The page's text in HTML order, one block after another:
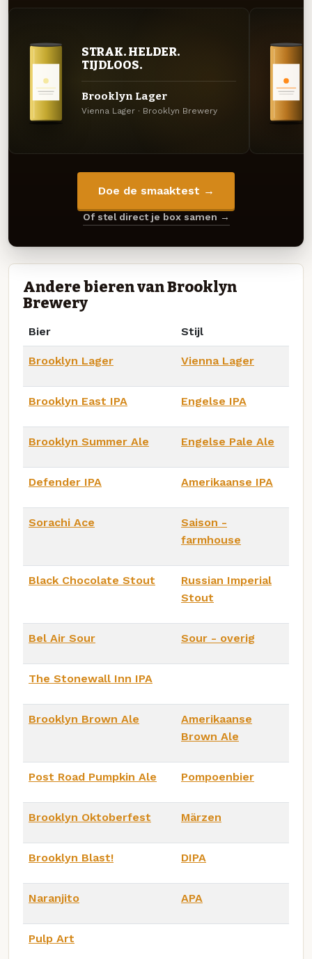
STRAK. HELDER.
TIJDLOOS.
Brooklyn Lager
Vienna Lager · Brooklyn Brewery
Doe de smaaktest →
Of stel direct je box samen →
Andere bieren van Brooklyn
Brewery
Bier Stijl
Brooklyn Lager Vienna Lager
Brooklyn East IPA Engelse IPA
Brooklyn Summer Ale Engelse Pale Ale
Defender IPA Amerikaanse IPA
Sorachi Ace
Saison -
farmhouse
Black Chocolate Stout
Russian Imperial
Stout
Bel Air Sour Sour - overig
The Stonewall Inn IPA
Brooklyn Brown Ale
Amerikaanse
Brown Ale
Post Road Pumpkin Ale Pompoenbier
Brooklyn Oktoberfest Märzen
Brooklyn Blast! DIPA
Naranjito APA
Pulp Art